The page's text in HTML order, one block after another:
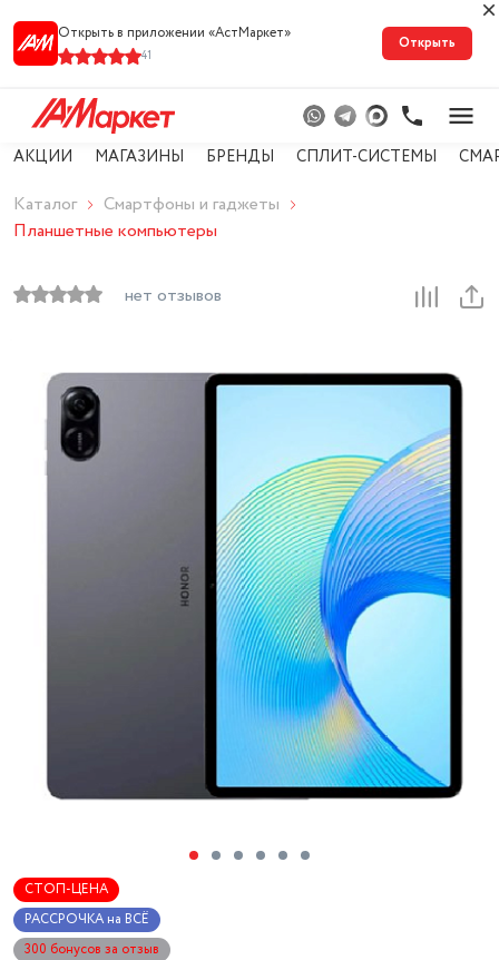
Открыть в приложении «АстМарке‪т‬»
41
Открыть
АКЦИИ МАГАЗИНЫ БРЕНДЫ СПЛИТ-СИСТЕМЫ
Каталог
Смартфоны и гаджеты
Планшетные компьютеры
нет отзывов
СТОП-ЦЕНА
РАССРОЧКА на ВСЁ
300 бонусов за отзыв